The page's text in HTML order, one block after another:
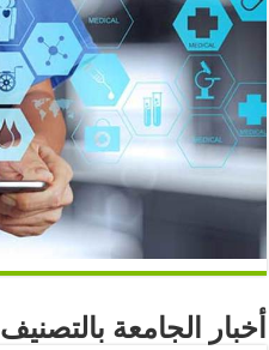
أخبار الجامعة بالتصنيف